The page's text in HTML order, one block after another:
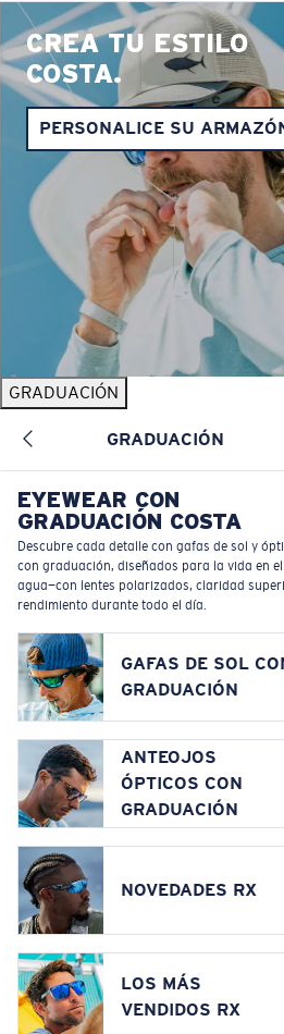
CREA TU ESTILO
COSTA.
PERSONALICE SU
GRADUACIÓN
GRADUACIÓN
EYEWEAR CON
GRADUACIÓN COSTA
Descubre cada detalle con gafas de sol y
con graduación, diseñados para la vida en el
agua—con lentes polarizados, claridad
rendimiento durante todo el día.
GAFAS DE SOL
GRADUACIÓN
ANTEOJOS
ÓPTICOS CON
GRADUACIÓN
NOVEDADES RX
LOS MÁS
VENDIDOS RX